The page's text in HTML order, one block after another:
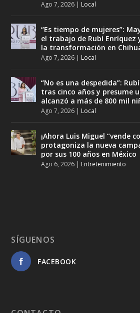
Ago 7, 2026 | Local
“Es tiempo de mujeres”:
el trabajo de Rubí
la transformación en
Ago 7, 2026 | Local
“No es una despedida”:
tras cinco años y presume
alcanzó a más de 800 mil
Ago 7, 2026 | Local
¡Ahora Luis Miguel “vende
protagoniza la nueva
por sus 100 años en México
Ago 6, 2026 | Entretenimiento
SÍGUENOS
FACEBOOK